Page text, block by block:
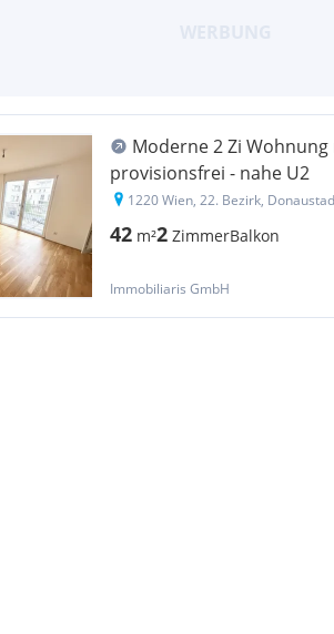
Moderne 2 Zi
provisionsfrei - nahe U2
1220 Wien, 22. Bezirk,
42 m²2 ZimmerBalkon
Immobiliaris GmbH